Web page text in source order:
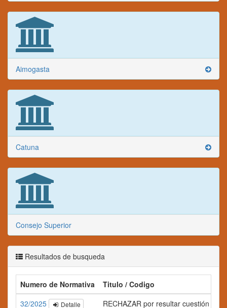
Aimogasta
Catuna
Consejo Superior
Resultados de busqueda
Numero de Normativa
Titulo / Codigo
32/2025
Detalle RECHAZAR por resultar cuestión